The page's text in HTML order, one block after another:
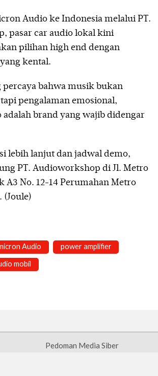
Audio ke Indonesia melalui PT.
pasar car audio lokal kini
pilihan high end dengan
kental.
percaya bahwa musik bukan
pengalaman emosional,
brand yang wajib didengar
lebih lanjut dan jadwal demo,
PT. Audioworkshop di Jl. Metro
A3 No. 12-14 Perumahan Metro
(Joule)
Audio power amplifier
mobil
Pedoman Media Siber